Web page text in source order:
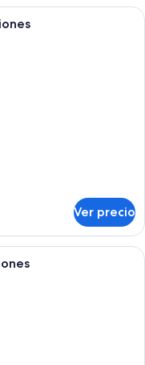
de hotel moderna
Ver precio
de hotel moderna